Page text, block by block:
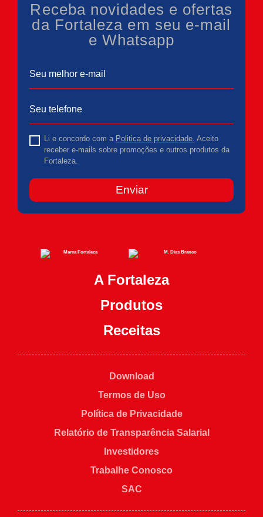
Receba novidades e ofertas
da Fortaleza em seu e-mail
e Whatsapp
Li e concordo com a Politica de privacidade. Aceito
receber e-mails sobre promoções e outros produtos da
Fortaleza.
Enviar
A Fortaleza
Produtos
Receitas
Download
Termos de Uso
Política de Privacidade
Relatório de Transparência Salarial
Investidores
Trabalhe Conosco
SAC